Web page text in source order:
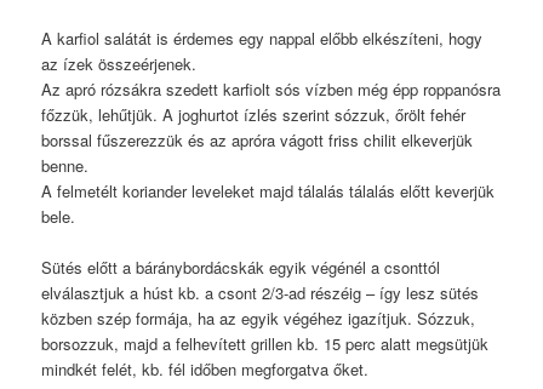
A karfiol salátát is érdemes egy nappal előbb elkészíteni, hogy
az ízek összeérjenek.
Az apró rózsákra szedett karfiolt sós vízben még épp roppanósra
főzzük, lehűtjük. A joghurtot ízlés szerint sózzuk, őrölt fehér
borssal fűszerezzük és az apróra vágott friss chilit elkeverjük
benne.
A felmetélt koriander leveleket majd tálalás tálalás előtt keverjük
bele.
Sütés előtt a báránybordácskák egyik végénél a csonttól
elválasztjuk a húst kb. a csont 2/3-ad részéig – így lesz sütés
közben szép formája, ha az egyik végéhez igazítjuk. Sózzuk,
borsozzuk, majd a felhevített grillen kb. 15 perc alatt megsütjük
mindkét felét, kb. fél időben megforgatva őket.